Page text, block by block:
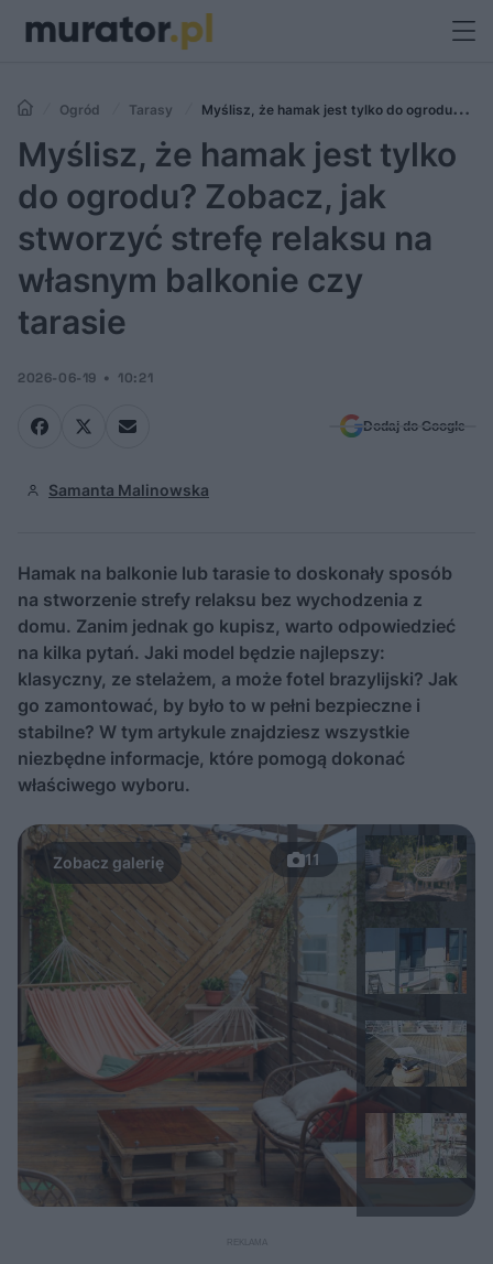
Ogród Tarasy
Myślisz, że hamak jest tylko do ogrodu?
Zobacz, jak stworzyć strefę relaksu na własnym balkonie czy tarasie
Myślisz, że hamak jest tylko
do ogrodu? Zobacz, jak
stworzyć strefę relaksu na
własnym balkonie czy
tarasie
2026-06-19 10:21
Dodaj do Google
Samanta Malinowska
Hamak na balkonie lub tarasie to doskonały sposób
na stworzenie strefy relaksu bez wychodzenia z
domu. Zanim jednak go kupisz, warto odpowiedzieć
na kilka pytań. Jaki model będzie najlepszy:
klasyczny, ze stelażem, a może fotel brazylijski? Jak
go zamontować, by było to w pełni bezpieczne i
stabilne? W tym artykule znajdziesz wszystkie
niezbędne informacje, które pomogą dokonać
właściwego wyboru.
11